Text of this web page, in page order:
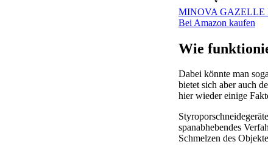
MINOVA GAZELLE
Bei Amazon kaufen
Wie
Dabei könnte man
bietet sich aber auch
hier wieder einige
spanabhebendes
Schmelzen des